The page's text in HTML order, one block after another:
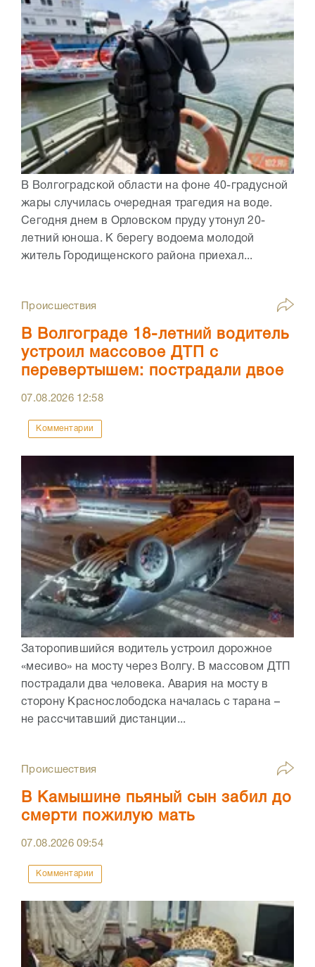
В Волгоградской области на фоне 40-градусной
жары случилась очередная трагедия на воде.
Сегодня днем в Орловском пруду утонул 20-
летний юноша. К берегу водоема молодой
житель Городищенского района приехал...
Происшествия
В Волгограде 18-летний водитель
устроил массовое ДТП с
перевертышем: пострадали двое
07.08.2026 12:58
Комментарии
Заторопившийся водитель устроил дорожное
«месиво» на мосту через Волгу. В массовом ДТП
пострадали два человека. Авария на мосту в
сторону Краснослободска началась с тарана –
не рассчитавший дистанции...
Происшествия
В Камышине пьяный сын забил до
смерти пожилую мать
07.08.202609:54
Комментарии